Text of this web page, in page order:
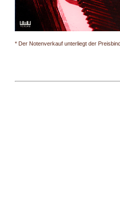
* Der Notenverkauf unterliegt der